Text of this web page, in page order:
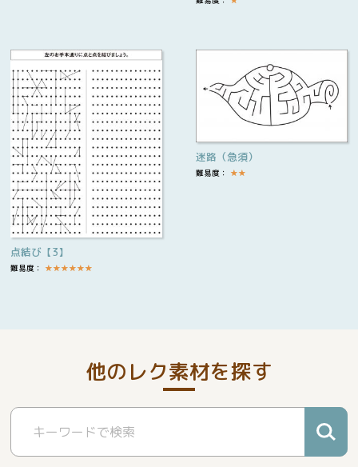
点結び【3】
難易度： ★★★★★★
迷路（急須）
難易度： ★★
他のレク素材を探す